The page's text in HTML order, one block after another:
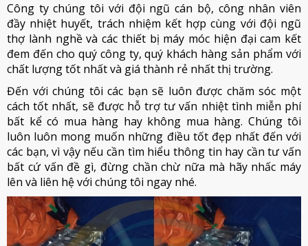
Công ty chúng tôi với đội ngũ cán bộ, công nhân viên
đầy nhiệt huyết, trách nhiệm kết hợp cùng với đội ngũ
thợ lành nghề và các thiết bị máy móc hiện đại cam kết
đem đến cho quý công ty, quý khách hàng sản phẩm với
chất lượng tốt nhất và giá thành rẻ nhất thị trường.
Đến với chúng tôi các bạn sẽ luôn được chăm sóc một
cách tốt nhất, sẽ được hỗ trợ tư vấn nhiệt tình miễn phí
bất kể có mua hàng hay không mua hàng. Chúng tôi
luôn luôn mong muốn những điều tốt đẹp nhất đến với
các bạn, vì vậy nếu cần tìm hiểu thông tin hay cần tư vấn
bất cứ vấn đề gì, đừng chần chừ nữa mà hãy nhấc máy
lên và liên hệ với chúng tôi ngay nhé.